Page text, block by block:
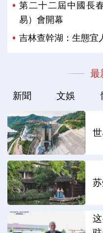
第二十二屆中國長
易）會開幕
吉林查幹湖：生態宜
最
新聞 文娛